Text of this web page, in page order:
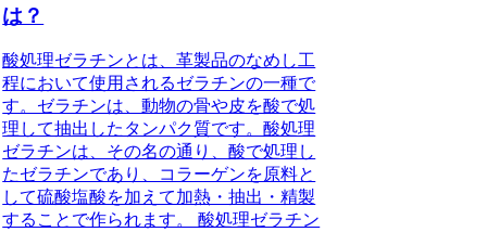
は？
酸処理ゼラチンとは、革製品のなめし工
程において使用されるゼラチンの一種で
す。ゼラチンは、動物の骨や皮を酸で処
理して抽出したタンパク質です。酸処理
ゼラチンは、その名の通り、酸で処理し
たゼラチンであり、コラーゲンを原料と
して硫酸塩酸を加えて加熱・抽出・精製
することで作られます。 酸処理ゼラチン